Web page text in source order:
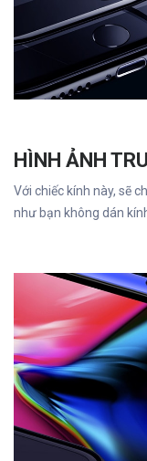
HÌNH ẢNH
Với chiếc kính này, sẽ
như bạn không dán